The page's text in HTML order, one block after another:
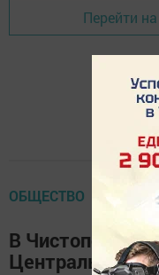
Перейти
ОБЩЕСТВО
В Чистополе в
Центральный